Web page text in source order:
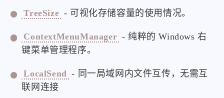
TreeSize - 可视化存储容量的使用情况。
ContextMenuManager - 纯粹的 Windows 右
键菜单管理程序。
LocalSend - 同一局域网内文件互传，无需互
联网连接